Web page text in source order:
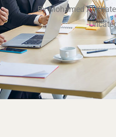
ByMohamed Al